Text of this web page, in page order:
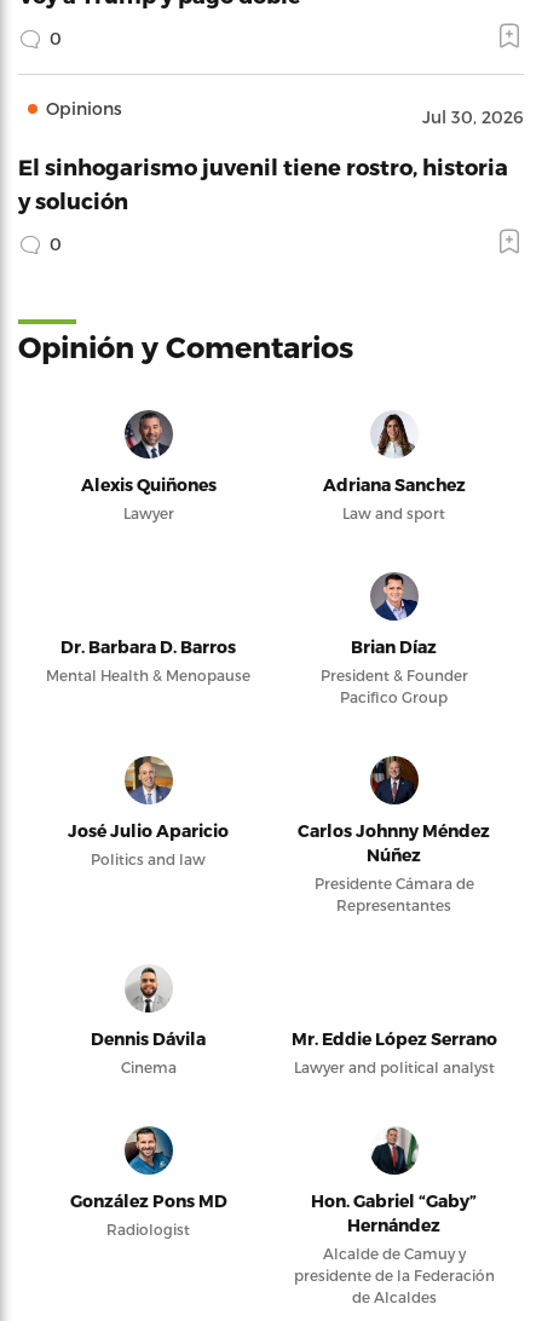
0
Opinions Jul 30, 2026
El sinhogarismo juvenil tiene rostro, historia
y solución
0
Opinión y Comentarios
Alexis Quiñones
Lawyer
Adriana Sanchez
Law and sport
Dr. Barbara D. Barros
Mental Health & Menopause
Brian Díaz
President & Founder
Pacifico Group
José Julio Aparicio
Politics and law
Carlos Johnny Méndez
Núñez
Presidente Cámara de
Representantes
Dennis Dávila
Cinema
Mr. Eddie López Serrano
Lawyer and political analyst
González Pons MD
Radiologist
Hon. Gabriel “Gaby”
Hernández
Alcalde de Camuy y
presidente de la Federación
de Alcaldes